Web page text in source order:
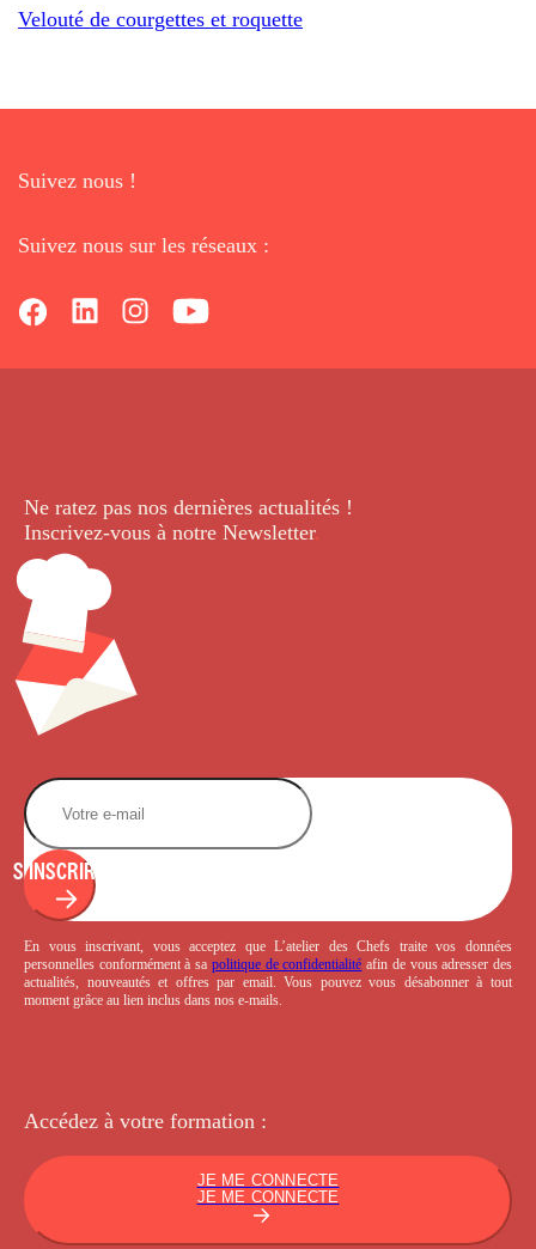
Velouté de courgettes et roquette
Suivez nous !
Suivez nous sur les réseaux :
Ne ratez pas nos dernières actualités !
Inscrivez-vous à notre Newsletter.
S'INSCRIRE
En vous inscrivant, vous acceptez que L’atelier des Chefs traite vos données
personnelles conformément à sa politique de confidentialité afin de vous adresser des
actualités, nouveautés et offres par email. Vous pouvez vous désabonner à tout
moment grâce au lien inclus dans nos e-mails.
Accédez à votre formation :
JE ME CONNECTE
JE ME CONNECTE